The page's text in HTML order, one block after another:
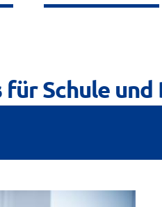
für Schule und